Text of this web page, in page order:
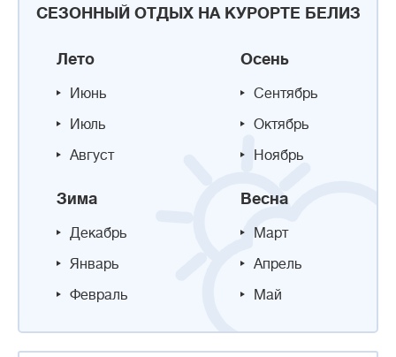
СЕЗОННЫЙ ОТДЫХ НА КУРОРТЕ БЕЛИЗ
Лето
Июнь
Июль
Август
Осень
Сентябрь
Октябрь
Ноябрь
Зима
Декабрь
Январь
Февраль
Весна
Март
Апрель
Май